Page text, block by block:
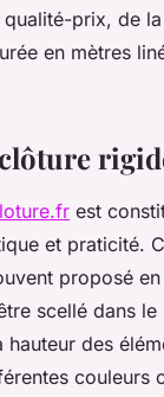
prix, de
en mètres
est
et praticité.
proposé
scellé dans
des
couleurs